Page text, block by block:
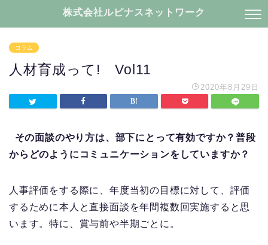
株式会社ルピナスネットワーク
コラム
人材育成って! Vol11
2020年8月29日
その面談のやり方は、部下にとって有効ですか？普段
からどのようにコミュニケーションをしていますか？
人事評価をする際に、年度当初の目標に対して、評価
するために本人と直接面談を年間複数回実施すると思
います。特に、賞与前や半期ごとに。